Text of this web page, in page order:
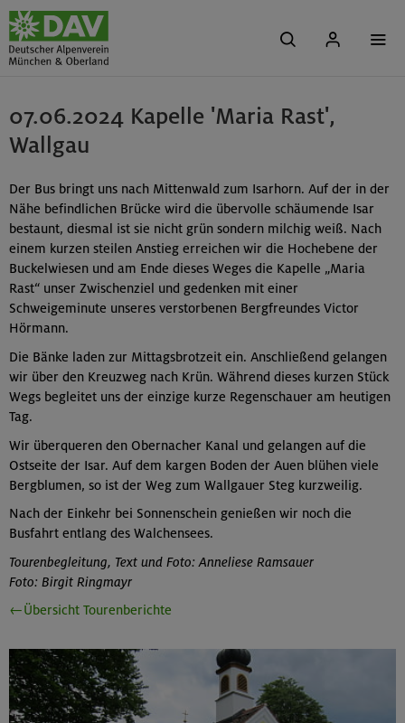
07.06.2024 Kapelle 'Maria Rast',
Wallgau
Der Bus bringt uns nach Mittenwald zum Isarhorn. Auf der in der
Nähe befindlichen Brücke wird die übervolle schäumende Isar
bestaunt, diesmal ist sie nicht grün sondern milchig weiß. Nach
einem kurzen steilen Anstieg erreichen wir die Hochebene der
Buckelwiesen und am Ende dieses Weges die Kapelle „Maria
Rast“ unser Zwischenziel und gedenken mit einer
Schweigeminute unseres verstorbenen Bergfreundes Victor
Hörmann.
Die Bänke laden zur Mittagsbrotzeit ein. Anschließend gelangen
wir über den Kreuzweg nach Krün. Während dieses kurzen Stück
Wegs begleitet uns der einzige kurze Regenschauer am heutigen
Tag.
Wir überqueren den Obernacher Kanal und gelangen auf die
Ostseite der Isar. Auf dem kargen Boden der Auen blühen viele
Bergblumen, so ist der Weg zum Wallgauer Steg kurzweilig.
Nach der Einkehr bei Sonnenschein genießen wir noch die
Busfahrt entlang des Walchensees.
Tourenbegleitung, Text und Foto: Anneliese Ramsauer
Foto: Birgit Ringmayr
←Übersicht Tourenberichte